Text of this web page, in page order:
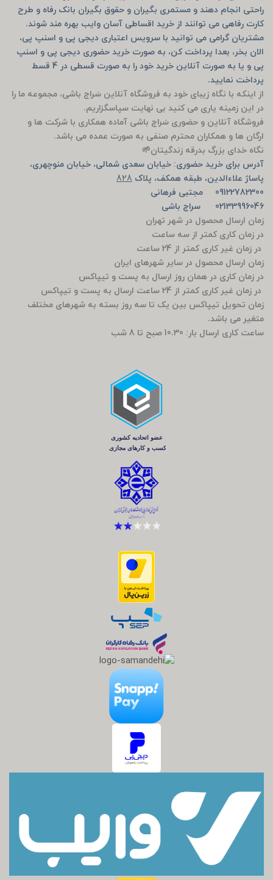
راحتی انجام دهند و مستمری بگیران و حقوق بگیران بانک رفاه و طرح
کارت رفاهی می توانند از خرید اقساطی آسان وایب بهره مند شوند.
مشتریان گرامی می توانید با سرویس اعتباری دیجی پی و اسنپ پی،
الان بخر، بعدا پرداخت کن، به صورت خرید حضوری دیجی پی و اسنپ
پی و یا به صورت آنلاین خرید خود را به صورت قسطی در 4 قسط
پرداخت نمایید.
از اینکه با نگاه زیبای خود به فروشگاه آنلاین سَراج باشی، مجموعه ما را
در این زمینه یاری می کنید بی نهایت سپاسگزاریم.
فروشگاه آنلاین و حضوری سَراج باشی آماده همکاری با شرکت ها و
ارگان ها و همکاران محترم صنفی به صورت عمده می باشد.
نگاه خدای بزرگ بدرقه زندگیتان🌱
آدرس برای خرید حضوری: خیابان سعدی شمالی، خیابان منوچهری،
پاساژ علاءالدین، طبقه همکف، پلاک 828
09122782300 مجتبی فرهانی
02133996046 سراج باشی
زمان ارسال محصول در شهر تهران
در زمان کاری کمتر از سه ساعت
در زمان غیر کاری کمتر از 24 ساعت
زمان ارسال محصول در سایر شهرهای ایران
در زمان کاری در همان روز ارسال به پست و تیپاکس
در زمان غیر کاری کمتر از 24 ساعت ارسال به پست و تیپاکس
زمان تحویل تیپاکس بین یک تا سه روز بسته به شهرهای مختلف
متغیر می باشد.
ساعت کاری ارسال بار: 10.30 صبح تا 8 شب